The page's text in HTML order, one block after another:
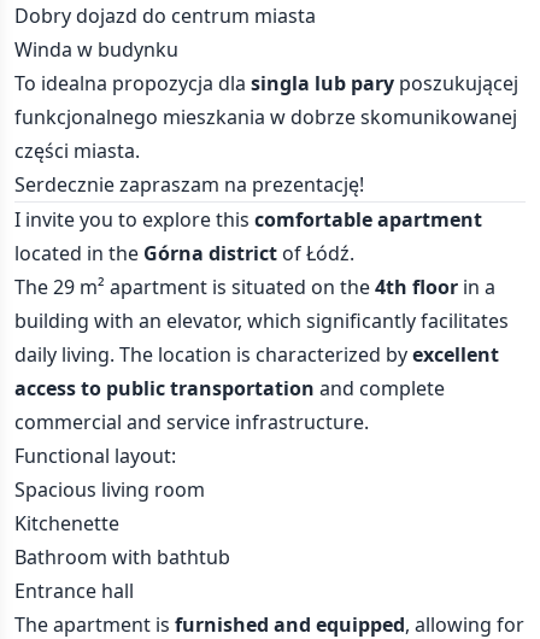
Dobry dojazd do centrum miasta
Winda w budynku
To idealna propozycja dla singla lub pary poszukującej
funkcjonalnego mieszkania w dobrze skomunikowanej
części miasta.
Serdecznie zapraszam na prezentację!
I invite you to explore this comfortable apartment
located in the Górna district of Łódź.
The 29 m² apartment is situated on the4th floor in a
building with an elevator, which significantly facilitates
daily living. The location is characterized byexcellent
access to public transportation and complete
commercial and service infrastructure.
Functional layout:
Spacious living room
Kitchenette
Bathroom with bathtub
Entrance hall
The apartment is furnished and equipped, allowing for